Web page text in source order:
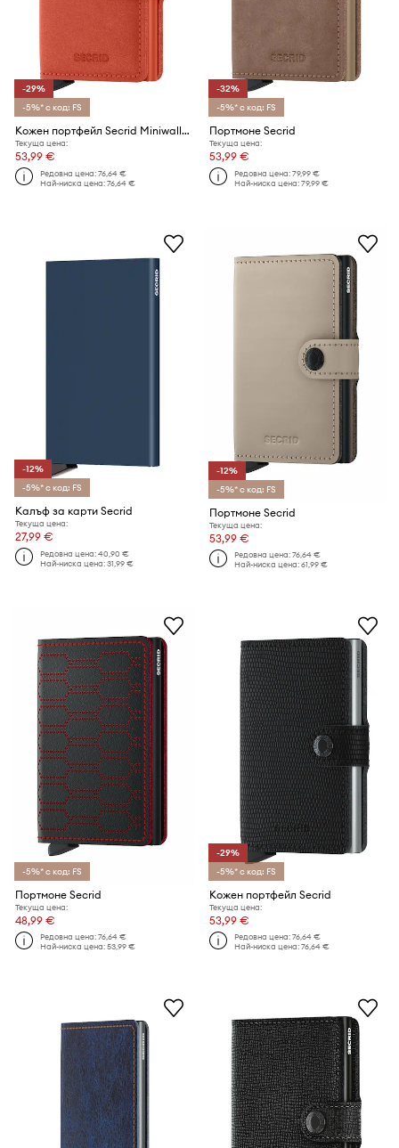
-29%
-5%* с код: FS
Кожен портфейл Secrid Miniwallet Original Orange
Текуща цена:
53,99 €
Редовна цена:76,64 €
Най-ниска цена:76,64 €
-32%
-5%* с код: FS
Портмоне Secrid
Текуща цена:
53,99 €
Редовна цена:79,99 €
Най-ниска цена:79,99 €
-12%
-5%* с код: FS
Калъф за карти Secrid
Текуща цена:
27,99 €
Редовна цена:40,90 €
Най-ниска цена:31,99 €
-12%
-5%* с код: FS
Портмоне Secrid
Текуща цена:
53,99 €
Редовна цена:76,64 €
Най-ниска цена:61,99 €
-5%* с код: FS
Портмоне Secrid
Текуща цена:
48,99 €
Редовна цена:76,64 €
Най-ниска цена:53,99 €
-29%
-5%* с код: FS
Кожен портфейл Secrid
Текуща цена:
53,99 €
Редовна цена:76,64 €
Най-ниска цена:76,64 €